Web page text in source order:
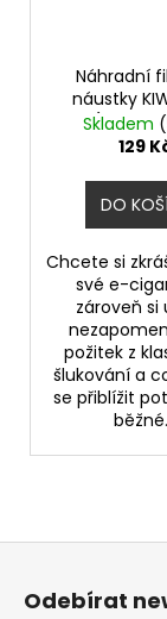
Náhradní
náustky
(Ultra
Skladem
129
DO
Chcete si
své e-
zároveň si
požitek z
šlukování a
se přiblížit
Odebírat